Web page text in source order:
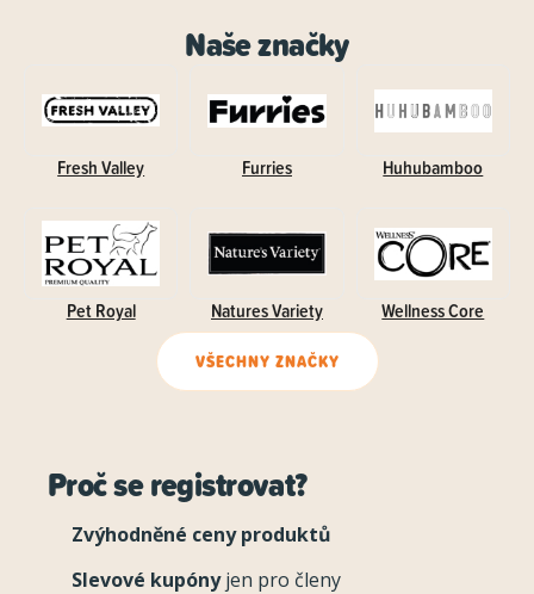
Naše značky
Fresh Valley Furries Huhubamboo
Pet Royal Natures Variety Wellness Core
VŠECHNY ZNAČKY
Proč se registrovat?
Zvýhodněné ceny produktů
Slevové kupónyjen pro členy